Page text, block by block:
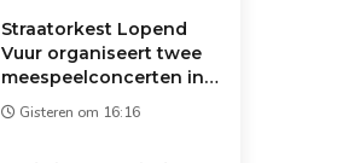
Straatorkest Lopend
Vuur organiseert twee
meespeelconcerten in
Wijdemeren
Gisteren om 16:16